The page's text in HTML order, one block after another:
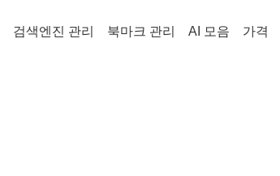
검색엔진 관리 북마크 관리 AI 모음 가격